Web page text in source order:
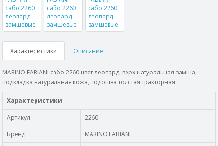
Характеристики Описание
MARINO FABIANI сабо 2260 цвет леопард, верх натуральная замша,
подкладка натуральная кожа, подошва толстая тракторная
Характеристики
Артикул
2260
Бренд
MARINO FABIANI